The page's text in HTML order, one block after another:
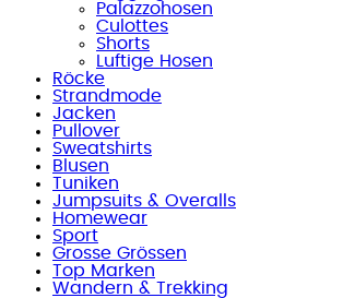
Palazzohosen
Culottes
Shorts
Luftige Hosen
Röcke
Strandmode
Jacken
Pullover
Sweatshirts
Blusen
Tuniken
Jumpsuits & Overalls
Homewear
Sport
Grosse Grössen
Top Marken
Wandern & Trekking